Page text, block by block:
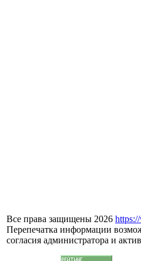
Все права защищены 2026
Перепечатка информации
согласия администратора и